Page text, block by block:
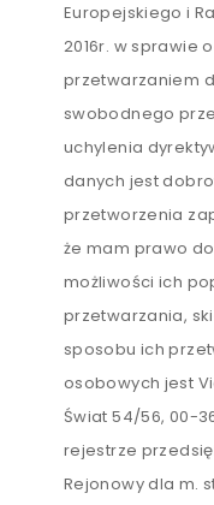
Europejskiego i
2016r. w sprawie
przetwarzaniem
swobodnego
uchylenia
danych jest
przetworzenia
że mam prawo
możliwości ich
przetwarzania,
sposobu ich
osobowych jest
Świat 54/56, 00-
rejestrze
Rejonowy dla m.